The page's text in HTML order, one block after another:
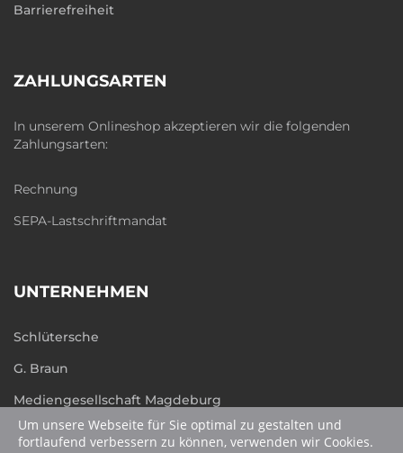
Barrierefreiheit
ZAHLUNGSARTEN
In unserem Onlineshop akzeptieren wir die folgenden
Zahlungsarten:
Rechnung
SEPA-Lastschriftmandat
UNTERNEHMEN
Schlütersche
G. Braun
Mediengesellschaft Magdeburg
humboldt.de
Um unsere Webseite für Sie optimal zu gestalten und
fortlaufend verbessern zu können, verwenden wir Cookies.